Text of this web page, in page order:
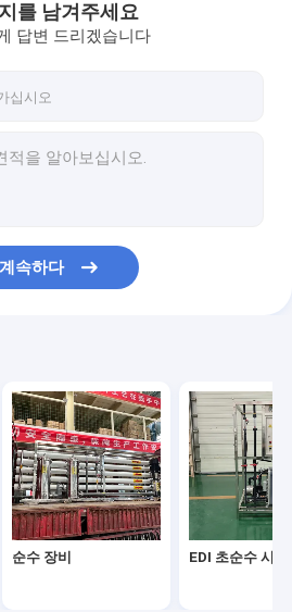
품
를 남겨주세요
답변 드리겠습니다
계속하다
순수 장비 EDI 초순수 시스